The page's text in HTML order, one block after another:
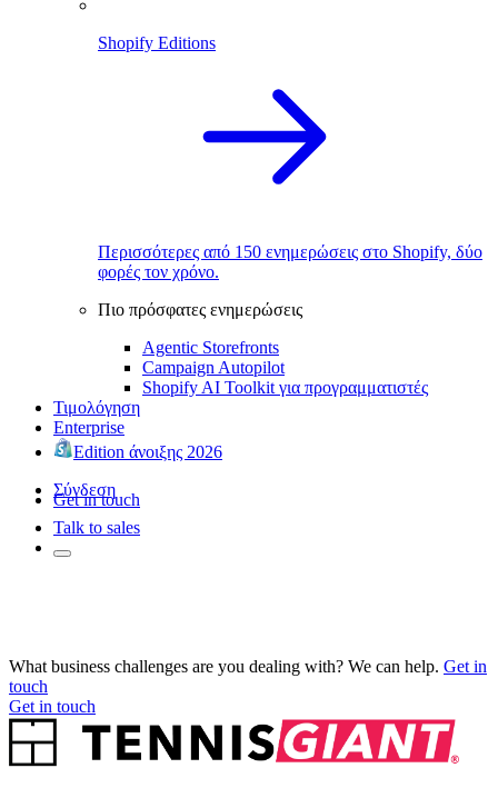
Shopify Editions
Περισσότερες από 150 ενημερώσεις στο Shopify, δύο
φορές τον χρόνο.
Πιο πρόσφατες ενημερώσεις
Agentic Storefronts
Campaign Autopilot
Shopify AI Toolkit για προγραμματιστές
Τιμολόγηση
Enterprise
Edition άνοιξης 2026
Σύνδεση
Get in touch
Talk to sales
What business challenges are you dealing with? We can help. Get in
touch
Get in touch